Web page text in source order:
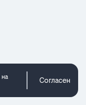
на
Согласен